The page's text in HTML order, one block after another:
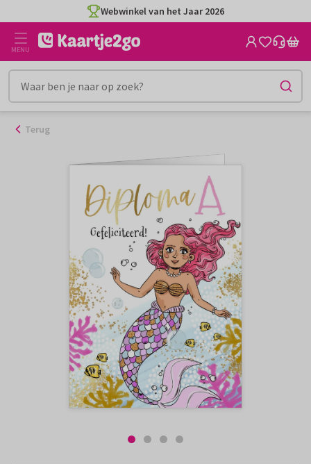
naar
inhoud
Webwinkel van het Jaar 2026
MENU
Terug